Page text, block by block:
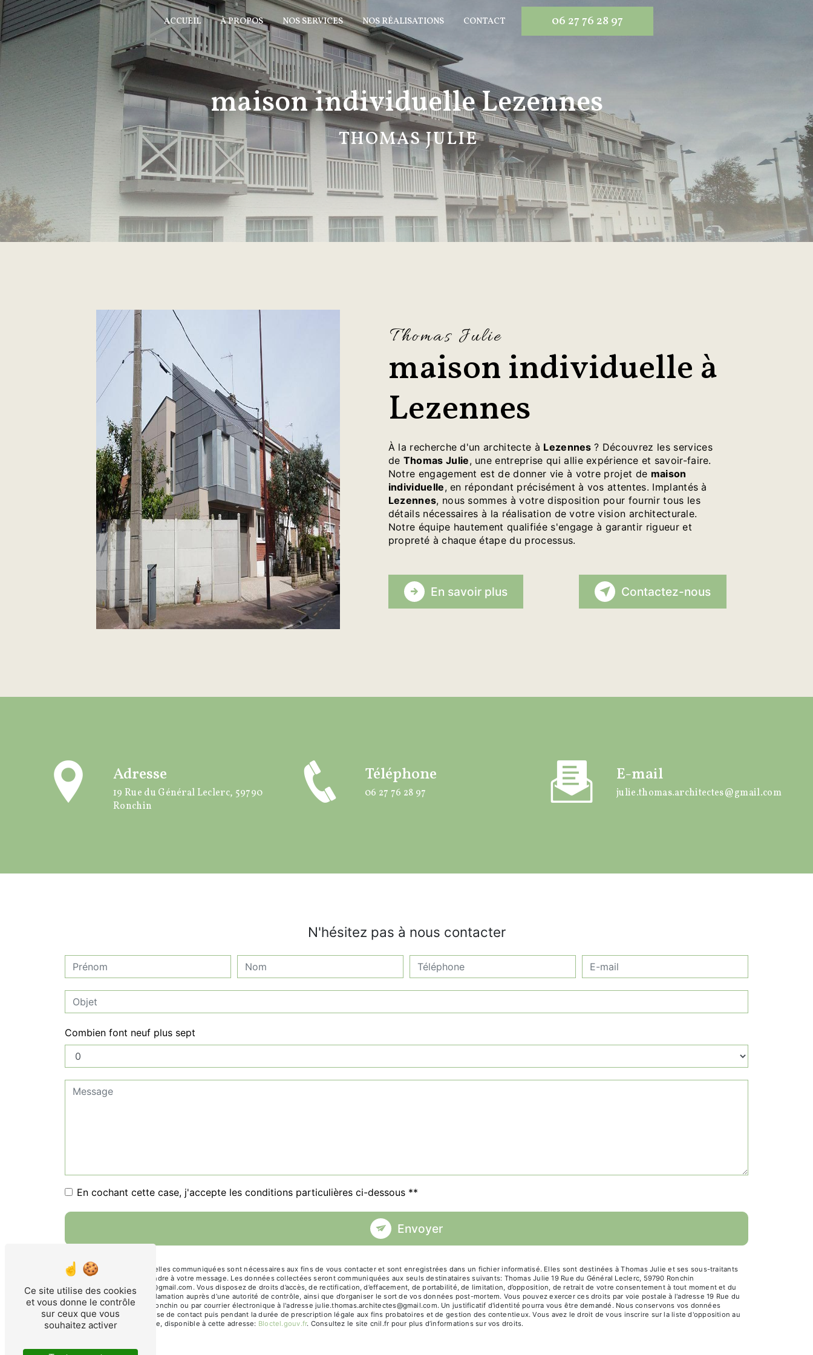
ACCUEIL À PROPOS NOS SERVICES NOS RÉALISATIONS CONTACT 06 27 76 28 97
maison individuelle Lezennes
THOMAS JULIE
Thomas Julie
maison individuelle à
Lezennes
À la recherche d'un architecte à Lezennes? Découvrez les services
de Thomas Julie, une entreprise qui allie expérience et savoir-faire.
Notre engagement est de donner vie à votre projet de maison
individuelle, en répondant précisément à vos attentes. Implantés à
Lezennes, nous sommes à votre disposition pour fournir tous les
détails nécessaires à la réalisation de votre vision architecturale.
Notre équipe hautement qualifiée s'engage à garantir rigueur et
propreté à chaque étape du processus.
En savoir plus Contactez-nous
Adresse
19 Rue du Général Leclerc, 59790
Ronchin
Téléphone
06 27 76 28 97
E-mail
julie.thomas.architectes@gmail.com
N'hésitez pas à nous contacter
Combien font neuf plus sept
En cochant cette case, j'accepte les conditions particulières ci-dessous **
Envoyer
** Les données personnelles communiquées sont nécessaires aux fins de vous contacter et sont enregistrées dans un fichier informatisé. Elles sont destinées à Thomas Julie et ses sous-traitants
dans le seul but de répondre à votre message. Les données collectées seront communiquées aux seuls destinataires suivants: Thomas Julie 19 Rue du Général Leclerc, 59790 Ronchin
julie.thomas.architectes@gmail.com. Vous disposez de droits d’accès, de rectification, d’effacement, de portabilité, de limitation, d’opposition, de retrait de votre consentement à tout moment et du
droit d’introduire une réclamation auprès d’une autorité de contrôle, ainsi que d’organiser le sort de vos données post-mortem. Vous pouvez exercer ces droits par voie postale à l'adresse 19 Rue du
Général Leclerc, 59790 Ronchin ou par courrier électronique à l'adresse julie.thomas.architectes@gmail.com. Un justificatif d'identité pourra vous être demandé. Nous conservons vos données
pendant la période de prise de contact puis pendant la durée de prescription légale aux fins probatoires et de gestion des contentieux. Vous avez le droit de vous inscrire sur la liste d'opposition au
démarchage téléphonique, disponible à cette adresse: Bloctel.gouv.fr. Consultez le site cnil.fr pour plus d’informations sur vos droits.
Panneau de gestion des cookies
Ce site utilise des cookies
et vous donne le contrôle
sur ceux que vous
souhaitez activer